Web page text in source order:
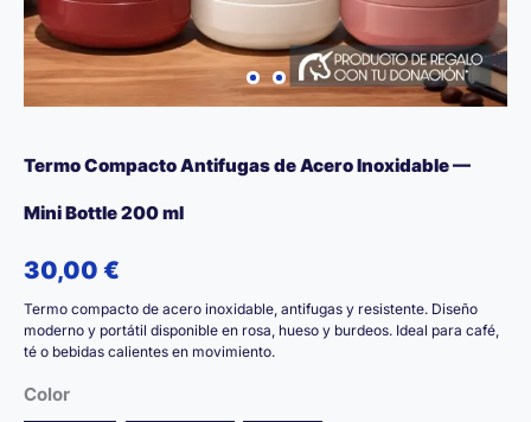
Termo Compacto Antifugas de Acero Inoxidable —
Mini Bottle 200 ml
30,00 €
Termo compacto de acero inoxidable, antifugas y resistente. Diseño
moderno y portátil disponible en rosa, hueso y burdeos. Ideal para café,
té o bebidas calientes en movimiento.
Color